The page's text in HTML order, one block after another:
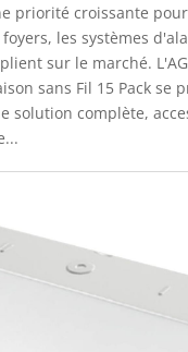
priorité croissante
les systèmes
sur le marché.
sans Fil 15 Pack se
solution complète,